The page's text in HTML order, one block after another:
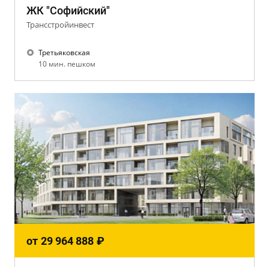
ЖК "Софийский"
Трансстройинвест
Третьяковская
10 мин. пешком
от 29 964 888 ₽